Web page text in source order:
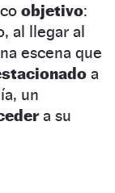
objetivo:
al llegar al
escena que
a
un
a su